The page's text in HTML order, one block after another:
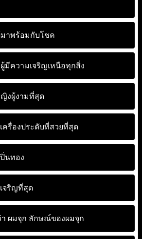
มาพร้อมกับโชค
ผู้มีความเจริญเหนือทุกสิ่ง
งผู้งามที่สุด
เครื่องประดับที่สวยที่สุด
ปิ่นทอง
เจริญที่สุด
ผมจุก ลักษณ์ของผมจุก